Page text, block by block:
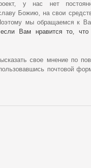
у нас нет
Божию, на свои
мы обращаемся к
если Вам нравится то,
свое мнение по
почтовой